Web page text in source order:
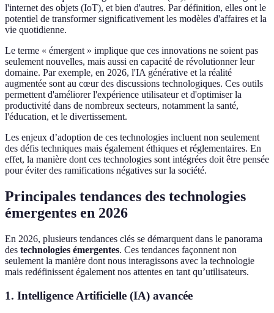
l'internet des objets (IoT), et bien d'autres. Par définition, elles ont le
potentiel de transformer significativement les modèles d'affaires et la
vie quotidienne.
Le terme « émergent » implique que ces innovations ne soient pas
seulement nouvelles, mais aussi en capacité de révolutionner leur
domaine. Par exemple, en 2026, l'IA générative et la réalité
augmentée sont au cœur des discussions technologiques. Ces outils
permettent d'améliorer l'expérience utilisateur et d'optimiser la
productivité dans de nombreux secteurs, notamment la santé,
l'éducation, et le divertissement.
Les enjeux d’adoption de ces technologies incluent non seulement
des défis techniques mais également éthiques et réglementaires. En
effet, la manière dont ces technologies sont intégrées doit être pensée
pour éviter des ramifications négatives sur la société.
Principales tendances des technologies
émergentes en 2026
En 2026, plusieurs tendances clés se démarquent dans le panorama
des technologies émergentes. Ces tendances façonnent non
seulement la manière dont nous interagissons avec la technologie
mais redéfinissent également nos attentes en tant qu’utilisateurs.
1. Intelligence Artificielle (IA) avancée